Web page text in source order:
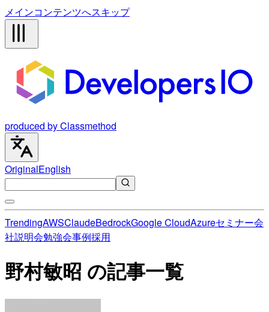
メインコンテンツへスキップ
produced by Classmethod
OriginalEnglish
TrendingAWSClaudeBedrockGoogle CloudAzureセミナー会
社説明会勉強会事例採用
野村敏昭 の記事一覧